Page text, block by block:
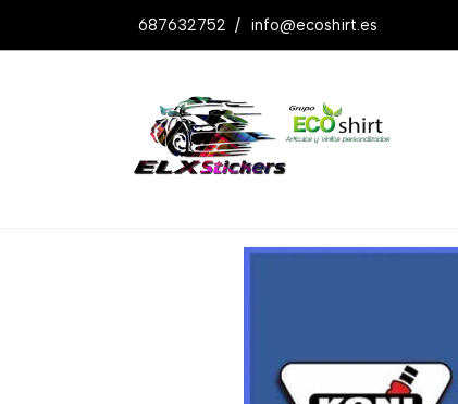
687632752 / info@ecoshirt.es
Productos Pegatinas Koni Ref: Dp82